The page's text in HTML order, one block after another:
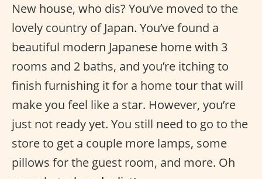
New house, who dis? You’ve moved to the
lovely country of Japan. You’ve found a
beautiful modern Japanese home with 3
rooms and 2 baths, and you’re itching to
finish furnishing it for a home tour that will
make you feel like a star. However, you’re
just not ready yet. You still need to go to the
store to get a couple more lamps, some
pillows for the guest room, and more. Oh